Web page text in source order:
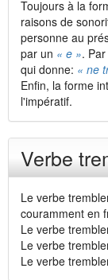
Toujours à la
raisons de
personne au
par un « e ».
qui donne: « ne
Enfin, la forme
l'impératif.
Verbe
Le verbe
couramment en
Le verbe
Le verbe
Le verbe